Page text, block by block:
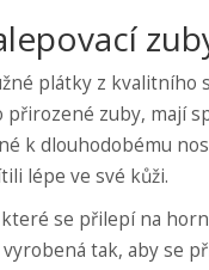
plátky z
přirozené zuby, mají
k dlouhodobému
lépe ve své kůži.
se přilepí na
tak, aby se